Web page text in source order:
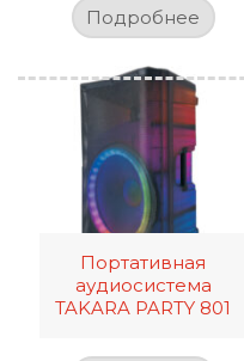
Подробнее
Портативная
аудиосистема
TAKARA PARTY 801